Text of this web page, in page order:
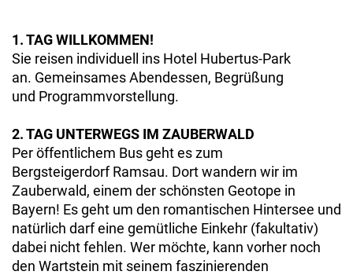
1. TAG WILLKOMMEN!
Sie reisen individuell ins Hotel Hubertus-Park
an. Gemeinsames Abendessen, Begrüßung
und Programmvorstellung.
2. TAG UNTERWEGS IM ZAUBERWALD
Per öffentlichem Bus geht es zum
Bergsteigerdorf Ramsau. Dort wandern wir im
Zauberwald, einem der schönsten Geotope in
Bayern! Es geht um den romantischen Hintersee und
natürlich darf eine gemütliche Einkehr (fakultativ)
dabei nicht fehlen. Wer möchte, kann vorher noch
den Wartstein mit seinem faszinierenden